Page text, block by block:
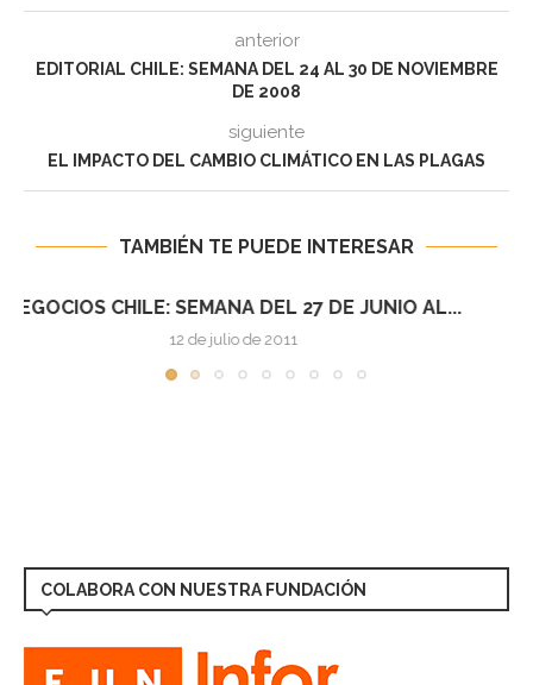
anterior
EDITORIAL CHILE: SEMANA DEL 24 AL 30 DE NOVIEMBRE
DE 2008
siguiente
EL IMPACTO DEL CAMBIO CLIMÁTICO EN LAS PLAGAS
TAMBIÉN TE PUEDE INTERESAR
NEGOCIOS CHILE: SEMANA DEL 4 AL 10 DE...
12 de julio de 2011
COLABORA CON NUESTRA FUNDACIÓN